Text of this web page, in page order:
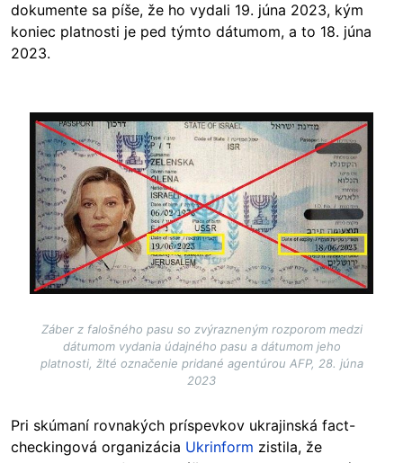
dokumente sa píše, že ho vydali 19. júna 2023, kým
koniec platnosti je ped týmto dátumom, a to 18. júna
2023.
Image
Záber z falošného pasu so zvýrazneným rozporom medzi
dátumom vydania údajného pasu a dátumom jeho
platnosti, žlté označenie pridané agentúrou AFP, 28. júna
2023
Pri skúmaní rovnakých príspevkov ukrajinská fact-
checkingová organizácia Ukrinform zistila, že